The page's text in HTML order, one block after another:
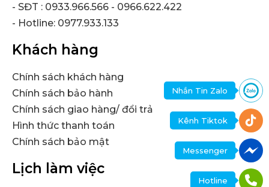
- SĐT : 0933.966.566 - 0966.622.422
- Hotline: 0977.933.133
Khách hàng
Chính sách khách hàng
Chính sách bảo hành
Chính sách giao hàng/ đổi trả
Hình thức thanh toán
Chính sách bảo mật
Lịch làm việc
Nhắn Tin Zalo
Kênh Tiktok
Messenger
Hotline